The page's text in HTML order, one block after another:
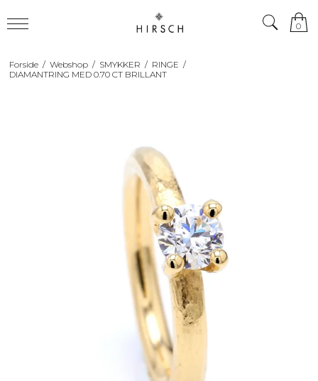
0
Forside / Webshop / SMYKKER / RINGE /
DIAMANTRING MED 0.70 CT BRILLANT